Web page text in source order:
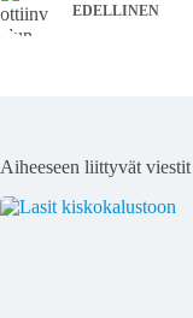
EDELLINEN
Aiheeseen liittyvät viestit